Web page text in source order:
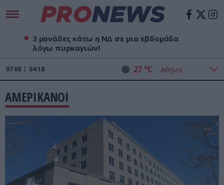
3 μονάδες κάτω η ΝΔ σε μια εβδομάδα
λόγω πυρκαγιών!
07 08 04:18 27 oC
ΑΜΕΡΙΚΑΝΟΙ